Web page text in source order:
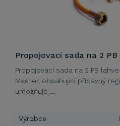
Propojovací sada na 2
Propojovací sada na 2 PB
Master, obsahující přídavný
umožňuje …
Výrobce